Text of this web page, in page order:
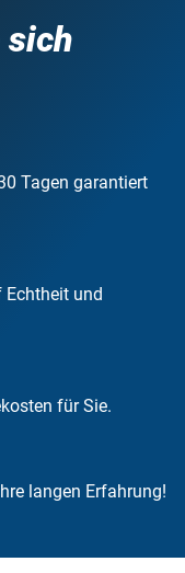
sich
Tagen garantiert
Echtheit und
für Sie.
langen Erfahrung!